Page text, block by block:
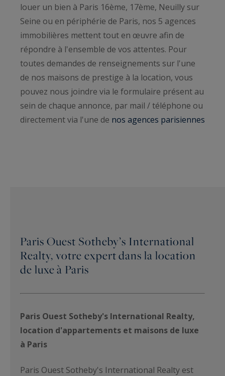
louer un bien à Paris 16ème, 17ème, Neuilly sur
Seine ou en périphérie de Paris, nos 5 agences
immobilières mettent tout en œuvre afin de
répondre à l'ensemble de vos attentes. Pour
toutes demandes de renseignements sur l'une
de nos maisons de prestige à la location, vous
pouvez nous joindre via le formulaire présent au
sein de chaque annonce, par mail / téléphone ou
directement via l'une de nos agences parisiennes
Paris Ouest Sotheby’s International
Realty, votre expert dans la location
de luxe à Paris
Paris Ouest Sotheby's International Realty,
location d'appartements et maisons de luxe
à Paris
Paris Ouest Sotheby's International Realty est